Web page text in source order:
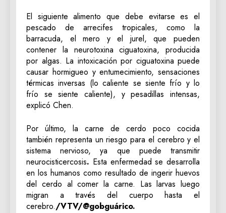
El siguiente alimento que debe evitarse es el
pescado de arrecifes tropicales, como la
barracuda, el mero y el jurel, que pueden
contener la neurotoxina ciguatoxina, producida
por algas. La intoxicación por ciguatoxina puede
causar hormigueo y entumecimiento, sensaciones
térmicas inversas (lo caliente se siente frío y lo
frío se siente caliente), y pesadillas intensas,
explicó Chen.
Por último, la carne de cerdo poco cocida
también representa un riesgo para el cerebro y el
sistema nervioso, ya que puede transmitir
neurocisticercosis. Esta enfermedad se desarrolla
en los humanos como resultado de ingerir huevos
del cerdo al comer la carne. Las larvas luego
migran a través del cuerpo hasta el
cerebro./VTV/@gobguárico.